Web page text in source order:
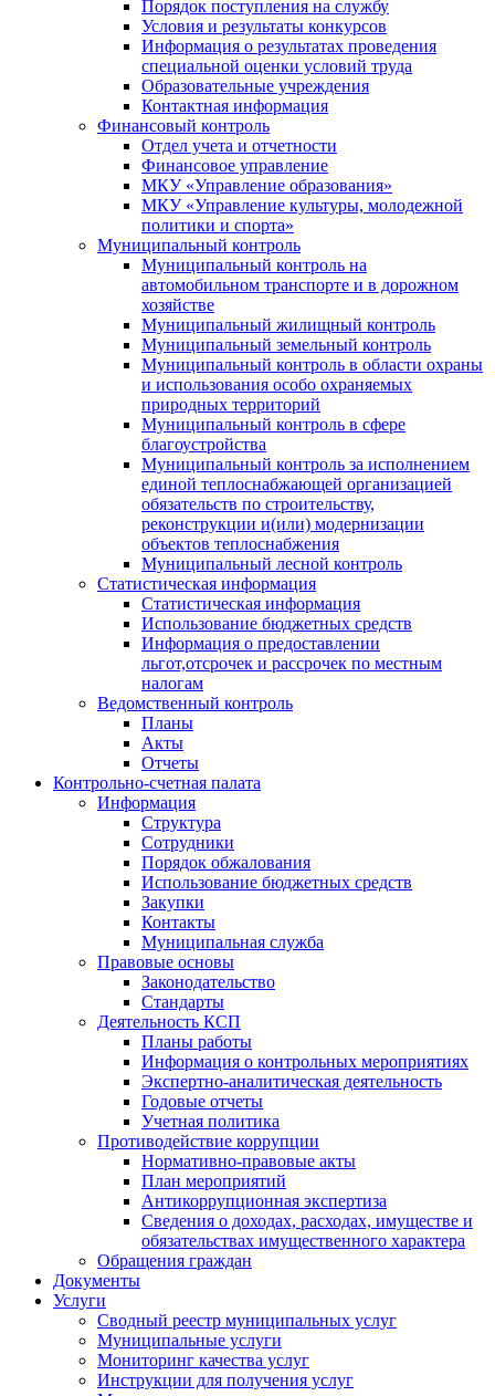
Порядок поступления на службу
Условия и результаты конкурсов
Информация о результатах проведения
специальной оценки условий труда
Образовательные учреждения
Контактная информация
Финансовый контроль
Отдел учета и отчетности
Финансовое управление
МКУ «Управление образования»
МКУ «Управление культуры, молодежной
политики и спорта»
Муниципальный контроль
Муниципальный контроль на
автомобильном транспорте и в дорожном
хозяйстве
Муниципальный жилищный контроль
Муниципальный земельный контроль
Муниципальный контроль в области охраны
и использования особо охраняемых
природных территорий
Муниципальный контроль в сфере
благоустройства
Муниципальный контроль за исполнением
единой теплоснабжающей организацией
обязательств по строительству,
реконструкции и(или) модернизации
объектов теплоснабжения
Муниципальный лесной контроль
Статистическая информация
Статистическая информация
Использование бюджетных средств
Информация о предоставлении
льгот,отсрочек и рассрочек по местным
налогам
Ведомственный контроль
Планы
Акты
Отчеты
Контрольно-счетная палата
Информация
Структура
Сотрудники
Порядок обжалования
Использование бюджетных средств
Закупки
Контакты
Муниципальная служба
Правовые основы
Законодательство
Стандарты
Деятельность КСП
Планы работы
Информация о контрольных мероприятиях
Экспертно-аналитическая деятельность
Годовые отчеты
Учетная политика
Противодействие коррупции
Нормативно-правовые акты
План мероприятий
Антикоррупционная экспертиза
Сведения о доходах, расходах, имуществе и
обязательствах имущественного характера
Обращения граждан
Документы
Услуги
Сводный реестр муниципальных услуг
Муниципальные услуги
Мониторинг качества услуг
Инструкции для получения услуг